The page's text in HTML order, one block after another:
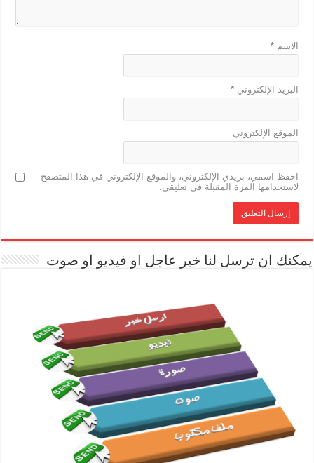
الاسم*
البريد الإلكتروني*
الموقع الإلكتروني
احفظ اسمي، بريدي الإلكتروني، والموقع الإلكتروني في هذا المتصفح
لاستخدامها المرة المقبلة في تعليقي.
يمكنك ان ترسل لنا خبر عاجل او فيديو او صوت